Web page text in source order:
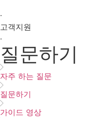
·
고객지원
·
질문하기
자주 하는 질문
질문하기
가이드 영상